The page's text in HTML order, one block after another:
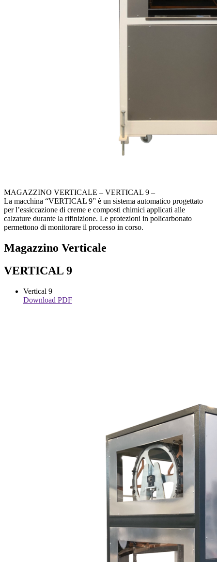
MAGAZZINO VERTICALE – VERTICAL 9 –
La macchina “VERTICAL 9” è un sistema automatico progettato
per l’essiccazione di creme e composti chimici applicati alle
calzature durante la rifinizione. Le protezioni in policarbonato
permettono di monitorare il processo in corso.
Magazzino Verticale
VERTICAL 9
Vertical 9
Download PDF